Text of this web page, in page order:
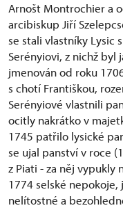
Arnošt Montrochier a
arcibiskup Jiří
se stali vlastníky Lysic
Serényiovi, z nichž byl
jmenován od roku
s chotí Františkou,
Serényiové vlastnili
ocitly nakrátko v
1745 patřilo lysické
se ujal panství v roce
z Piati - za něj vypukly
1774 selské
nelítostné a